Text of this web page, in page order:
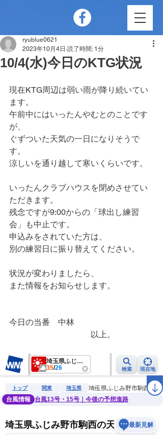
10/4(水)今日のKTG状況
ryublue0621
2023年10月4日 読了時間: 1分
現在KTG周辺は弱い雨が降り続いてい
ます。
午前中にはいったんやむとのことです
が、
ぐずついた天気の一日になりそうで
す。
涼しいを通り越して寒いくらいです。
いったんクラブハウスを閉めさせてい
ただきます。
残念ですが9:00からの「球出し練習
会」も中止です。
申込みをされていた方は、
別の練習日に振り替えてください。
状況が変わりましたら、
また情報をお知らせします。
今日の当番　中林
以上。